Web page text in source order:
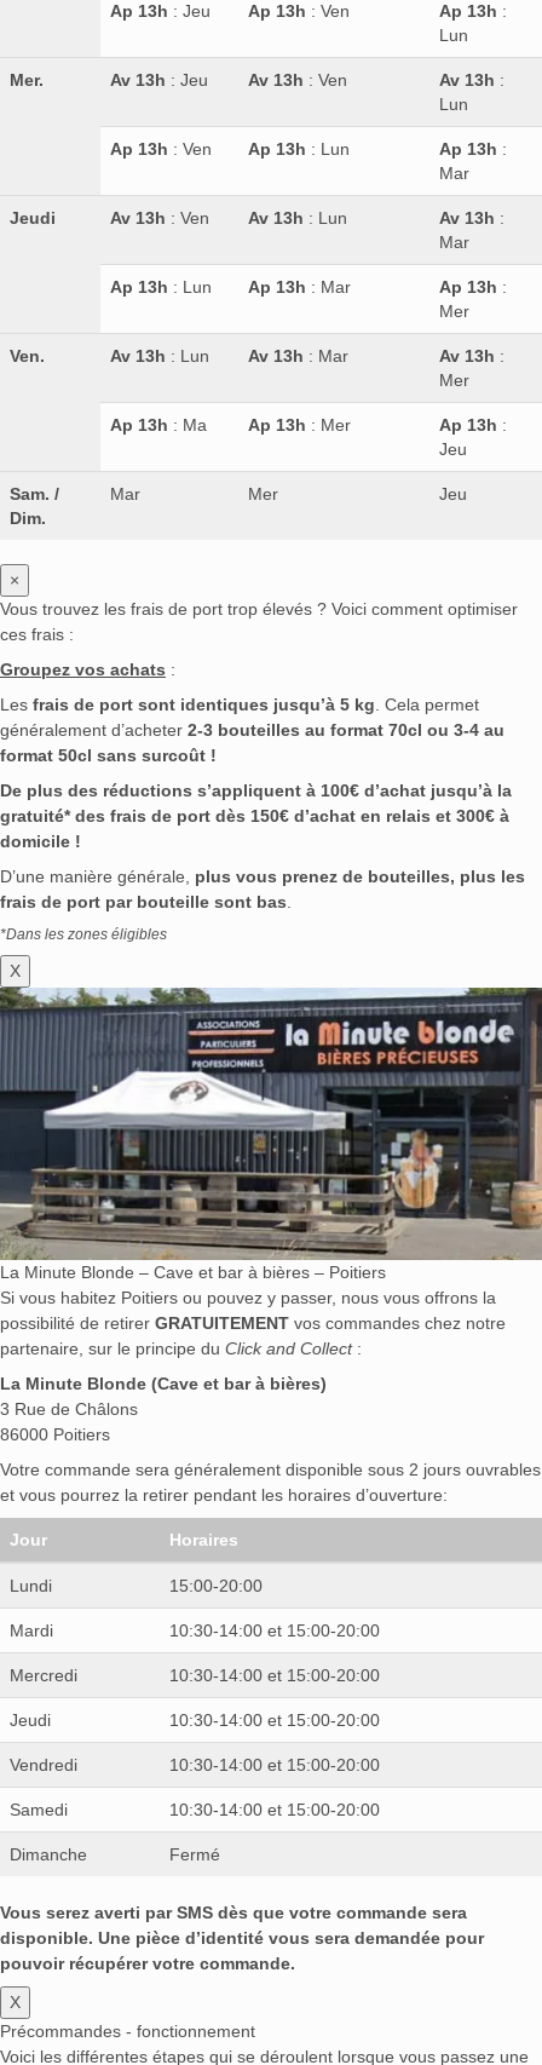
Ap 13h : Jeu Ap 13h : Ven Ap 13h :
Lun
Mer. Av 13h : Jeu Av 13h : Ven Av 13h :
Lun
Ap 13h : Ven Ap 13h : Lun Ap 13h :
Mar
Jeudi Av 13h : Ven Av 13h : Lun Av 13h :
Mar
Ap 13h : Lun Ap 13h : Mar Ap 13h :
Mer
Ven. Av 13h : Lun Av 13h : Mar Av 13h :
Mer
Ap 13h : Ma Ap 13h : Mer Ap 13h :
Jeu
Sam. /
Dim.
Mar Mer Jeu
×
Vous trouvez les frais de port trop élevés ? Voici comment optimiser
ces frais :
Groupez vos achats :
Les frais de port sont identiques jusqu’à 5 kg. Cela permet
généralement d’acheter 2-3 bouteilles au format 70cl ou 3-4 au
format 50cl sans surcoût !
De plus des réductions s’appliquent à 100€ d’achat jusqu’à la
gratuité* des frais de port dès 150€ d’achat en relais et 300€ à
domicile !
D’une manière générale, plus vous prenez de bouteilles, plus les
frais de port par bouteille sont bas.
*Dans les zones éligibles
X
La Minute Blonde – Cave et bar à bières – Poitiers
Si vous habitez Poitiers ou pouvez y passer, nous vous offrons la
possibilité de retirer GRATUITEMENT vos commandes chez notre
partenaire, sur le principe du Click and Collect:
La Minute Blonde (Cave et bar à bières)
3 Rue de Châlons
86000 Poitiers
Votre commande sera généralement disponible sous 2 jours ouvrables
et vous pourrez la retirer pendant les horaires d’ouverture:
Jour Horaires
Lundi 15:00-20:00
Mardi 10:30-14:00 et 15:00-20:00
Mercredi 10:30-14:00 et 15:00-20:00
Jeudi 10:30-14:00 et 15:00-20:00
Vendredi 10:30-14:00 et 15:00-20:00
Samedi 10:30-14:00 et 15:00-20:00
Dimanche Fermé
Vous serez averti par SMS dès que votre commande sera
disponible. Une pièce d’identité vous sera demandée pour
pouvoir récupérer votre commande.
X
Précommandes - fonctionnement
Voici les différentes étapes qui se déroulent lorsque vous passez une